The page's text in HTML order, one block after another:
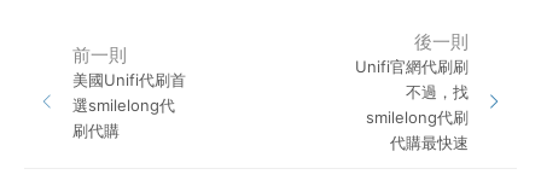
前一則
美國Unifi代刷首
選smilelong代
刷代購
後一則
Unifi官網代刷刷
不過，找
smilelong代刷
代購最快速